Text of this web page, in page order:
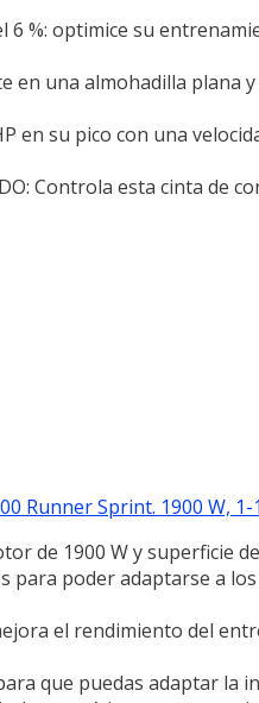
%: optimice su
en una almohadilla
en su pico con una
Controla esta cinta
Runner Sprint. 1900 W, 1-
de 1900 W y superficie
poder adaptarse a los
el rendimiento del
que puedas adaptar la